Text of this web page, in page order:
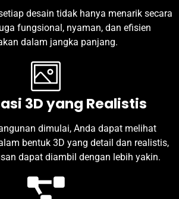
desain tidak hanya menarik secara
fungsional, nyaman, dan efisien
dalam jangka panjang.
3D yang Realistis
dimulai, Anda dapat melihat
bentuk 3D yang detail dan realistis,
dapat diambil dengan lebih yakin.